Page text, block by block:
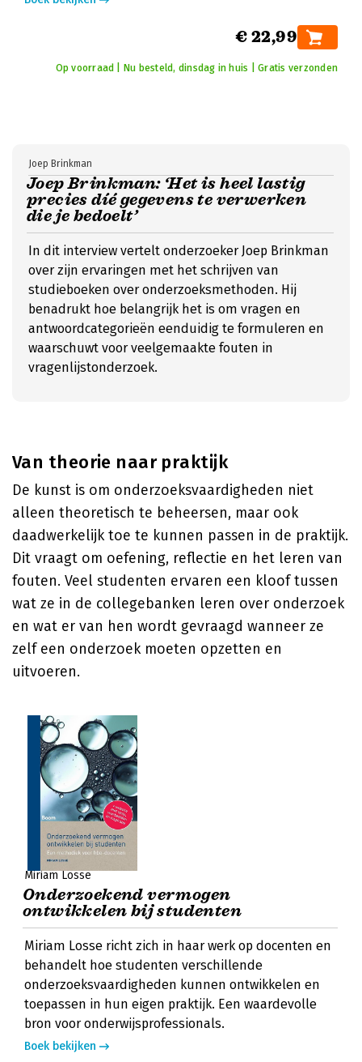
€ 22,99
Op voorraad | Nu besteld, dinsdag in huis | Gratis verzonden
Joep Brinkman: ‘Het is heel lastig
precies díé gegevens te verwerken
die je bedoelt’
Joep Brinkman
In dit interview vertelt onderzoeker Joep Brinkman
over zijn ervaringen met het schrijven van
studieboeken over onderzoeksmethoden. Hij
benadrukt hoe belangrijk het is om vragen en
antwoordcategorieën eenduidig te formuleren en
waarschuwt voor veelgemaakte fouten in
vragenlijstonderzoek.
Van theorie naar praktijk
De kunst is om onderzoeksvaardigheden niet
alleen theoretisch te beheersen, maar ook
daadwerkelijk toe te kunnen passen in de praktijk.
Dit vraagt om oefening, reflectie en het leren van
fouten. Veel studenten ervaren een kloof tussen
wat ze in de collegebanken leren over onderzoek
en wat er van hen wordt gevraagd wanneer ze
zelf een onderzoek moeten opzetten en
uitvoeren.
Miriam Losse
Onderzoekend vermogen
ontwikkelen bij studenten
Miriam Losse richt zich in haar werk op docenten en
behandelt hoe studenten verschillende
onderzoeksvaardigheden kunnen ontwikkelen en
toepassen in hun eigen praktijk. Een waardevolle
bron voor onderwijsprofessionals.
Boek bekijken